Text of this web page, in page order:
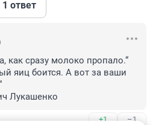
ответ
как сразу молоко пропало.“
яиц боится. А вот за ваши
Лукашенко
+1 –1